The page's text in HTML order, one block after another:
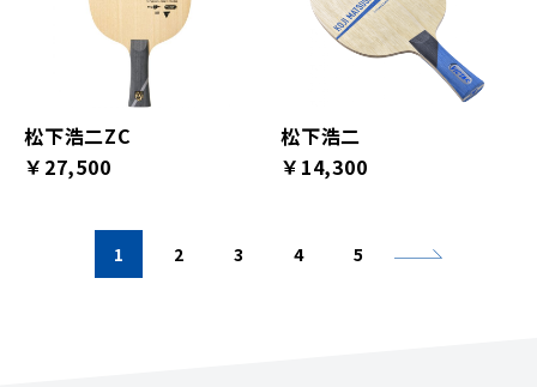
松下浩二ZC
￥27,500
松下浩二
￥14,300
1 2 3 4 5